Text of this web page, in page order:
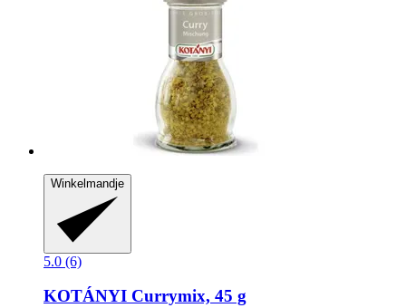
Winkelmandje
5.0 (6)
KOTÁNYI Currymix, 45 g